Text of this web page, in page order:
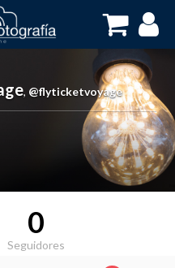
, @flyticketvoyage
0
Seguidores